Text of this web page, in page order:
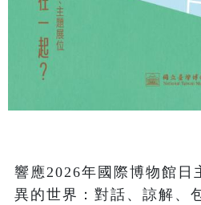
響應2026年國際博物館日
異的世界：對話、諒解、